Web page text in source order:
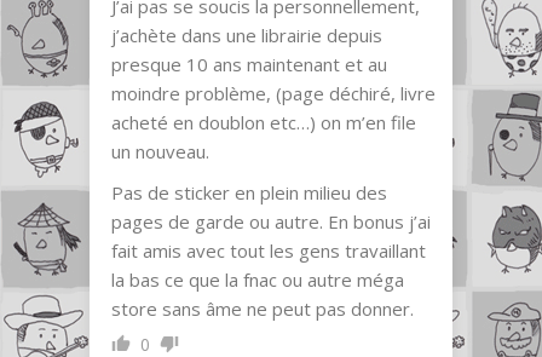
J’ai pas se soucis la personnellement,
j’achète dans une librairie depuis
presque 10 ans maintenant et au
moindre problème, (page déchiré, livre
acheté en doublon etc…) on m’en file
un nouveau.
Pas de sticker en plein milieu des
pages de garde ou autre. En bonus j’ai
fait amis avec tout les gens travaillant
la bas ce que la fnac ou autre méga
store sans âme ne peut pas donner.
0